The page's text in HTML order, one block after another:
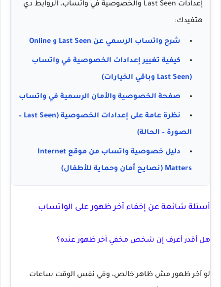
إعدادات Last Seen والخصوصية في واتساب، الروابط دي
هتفيدك:
شرح واتساب الرسمي عن Last Seen و Online
كيفية تغيير إعدادات الخصوصية في واتساب
(Last Seen وباقي الخيارات)
صفحة الخصوصية والأمان الرسمية في واتساب
نظرة عامة على إعدادات الخصوصية (Last Seen –
الصورة – الحالة)
دليل خصوصية واتساب من موقع Internet
Matters (نصايح أمان وحماية للأطفال)
أسئلة شائعة عن إخفاء آخر ظهور على الواتساب
هل أقدر أعرف إن شخص مخفي آخر ظهور عنده؟
لو آخر ظهور مش ظاهر خالص، وفي نفس الوقت ساعات